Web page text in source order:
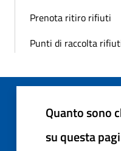
Prenota ritiro rifiuti
Punti di raccolta
Quanto sono
su questa